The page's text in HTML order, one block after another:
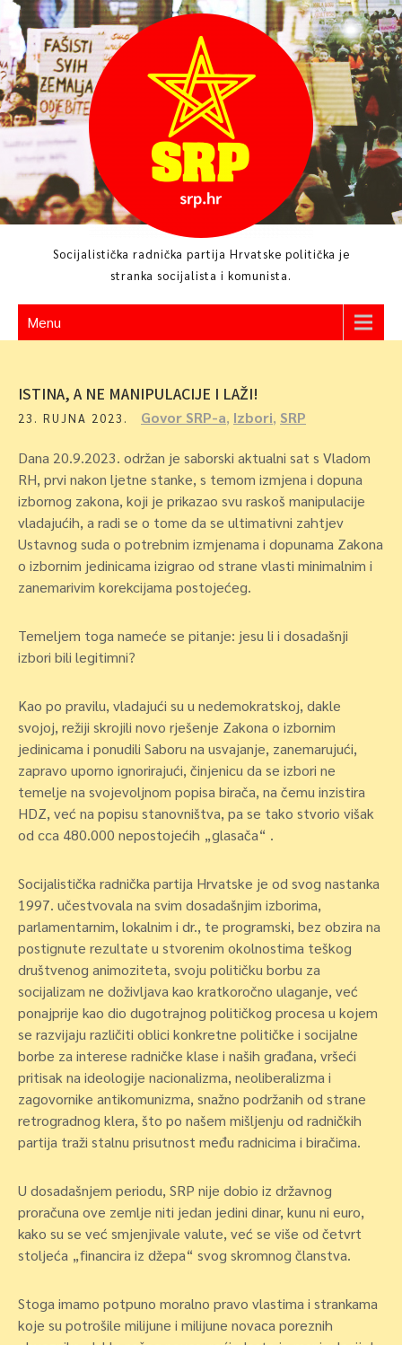
Skip
to
content
Socijalistička radnička partija Hrvatske politička je
stranka socijalista i komunista.
Menu
ISTINA, A NE MANIPULACIJE I LAŽI!
23. RUJNA 2023. Govor SRP-a, Izbori, SRP
Dana 20.9.2023. održan je saborski aktualni sat s Vladom
RH, prvi nakon ljetne stanke, s temom izmjena i dopuna
izbornog zakona, koji je prikazao svu raskoš manipulacije
vladajućih, a radi se o tome da se ultimativni zahtjev
Ustavnog suda o potrebnim izmjenama i dopunama Zakona
o izbornim jedinicama izigrao od strane vlasti minimalnim i
zanemarivim korekcijama postojećeg.
Temeljem toga nameće se pitanje: jesu li i dosadašnji
izbori bili legitimni?
Kao po pravilu, vladajući su u nedemokratskoj, dakle
svojoj, režiji skrojili novo rješenje Zakona o izbornim
jedinicama i ponudili Saboru na usvajanje, zanemarujući,
zapravo uporno ignorirajući, činjenicu da se izbori ne
temelje na svojevoljnom popisa birača, na čemu inzistira
HDZ, već na popisu stanovništva, pa se tako stvorio višak
od cca 480.000 nepostojećih „glasača“ .
Socijalistička radnička partija Hrvatske je od svog nastanka
1997. učestvovala na svim dosadašnjim izborima,
parlamentarnim, lokalnim i dr., te programski, bez obzira na
postignute rezultate u stvorenim okolnostima teškog
društvenog animoziteta, svoju političku borbu za
socijalizam ne doživljava kao kratkoročno ulaganje, već
ponajprije kao dio dugotrajnog političkog procesa u kojem
se razvijaju različiti oblici konkretne političke i socijalne
borbe za interese radničke klase i naših građana, vršeći
pritisak na ideologije nacionalizma, neoliberalizma i
zagovornike antikomunizma, snažno podržanih od strane
retrogradnog klera, što po našem mišljenju od radničkih
partija traži stalnu prisutnost među radnicima i biračima.
U dosadašnjem periodu, SRP nije dobio iz državnog
proračuna ove zemlje niti jedan jedini dinar, kunu ni euro,
kako su se već smjenjivale valute, već se više od četvrt
stoljeća „financira iz džepa“ svog skromnog članstva.
Stoga imamo potpuno moralno pravo vlastima i strankama
koje su potrošile milijune i milijune novaca poreznih